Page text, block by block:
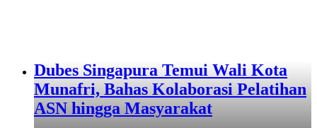
Dubes Singapura Temui Wali Kota
Munafri, Bahas Kolaborasi Pelatihan
ASN hingga Masyarakat